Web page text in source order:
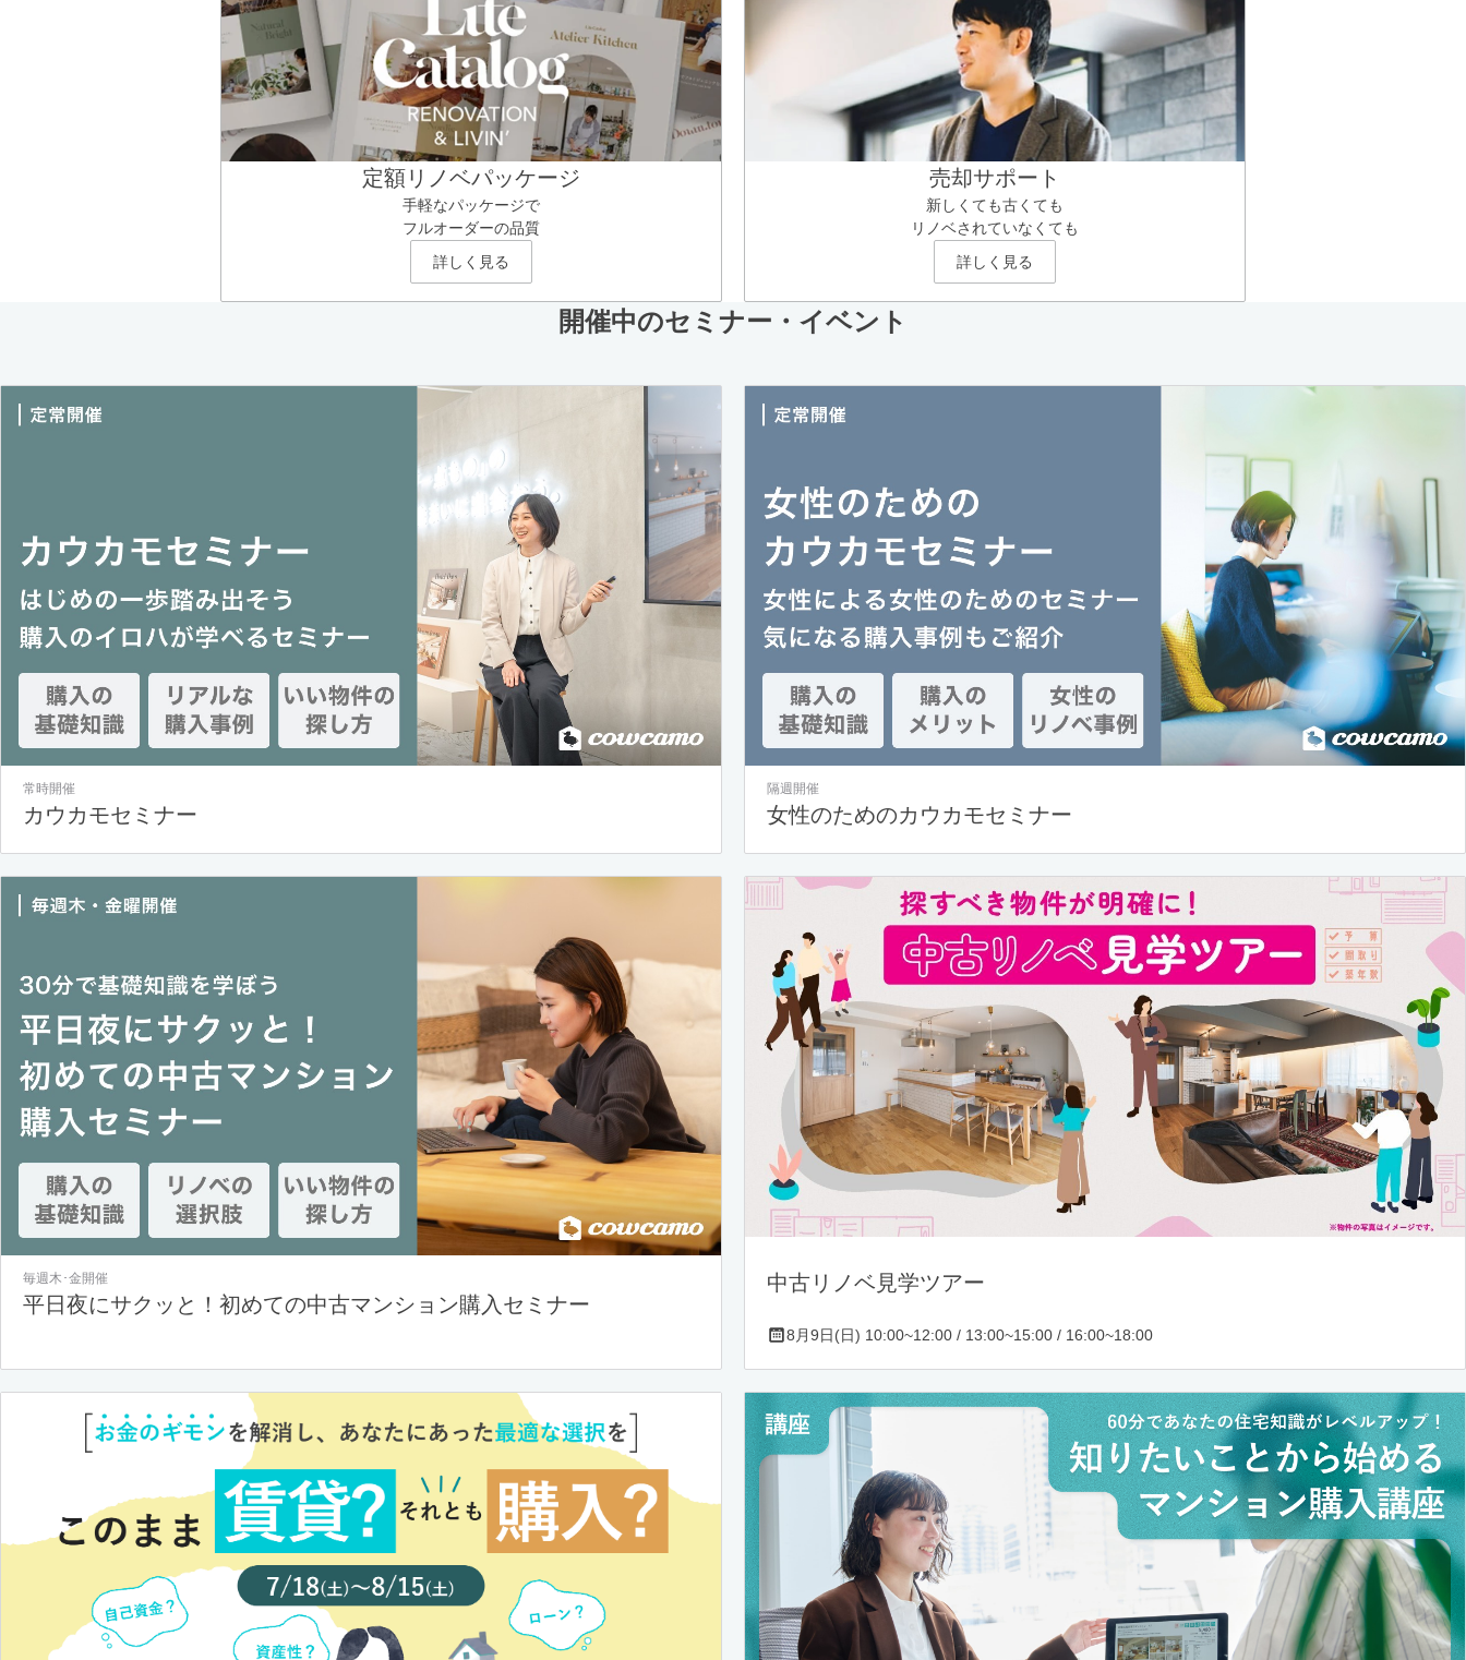
定額リノベパッケージ
手軽なパッケージで
フルオーダーの品質
詳しく見る
売却サポート
新しくても古くても
リノベされていなくても
詳しく見る
開催中のセミナー・イベント
常時開催
カウカモセミナー
隔週開催
女性のためのカウカモセミナー
毎週木･金開催
平日夜にサクッと！初めての中古マンション購入セミナー
中古リノベ見学ツアー
8月9日(日) 10:00~12:00 / 13:00~15:00 / 16:00~18:00